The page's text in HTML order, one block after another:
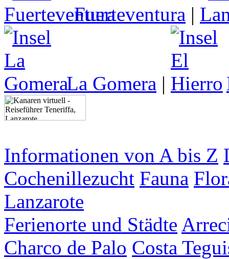
Fuerteventura |
La Gomera |
Informationen von A bis Z
Cochenillezucht Fauna
Lanzarote
Ferienorte und Städte
Charco de Palo Costa